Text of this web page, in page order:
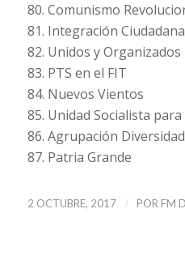
80. Comunismo
81. Integración Ciudadana
82. Unidos y Organizados
83. PTS en el FIT
84. Nuevos Vientos
85. Unidad Socialista
86. Agrupación
87. Patria Grande
2 OCTUBRE, 2017 / POR FM